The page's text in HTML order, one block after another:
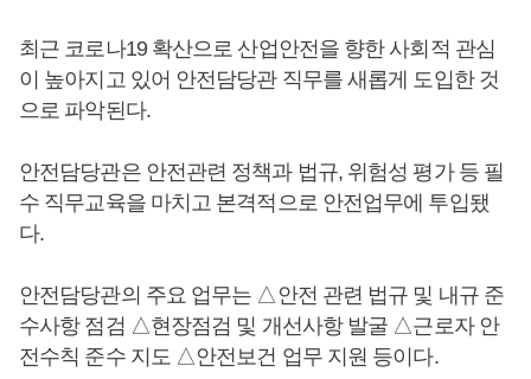
최근 코로나19 확산으로 산업안전을 향한 사회적 관심
이 높아지고 있어 안전담당관 직무를 새롭게 도입한 것
으로 파악된다.
안전담당관은 안전관련 정책과 법규, 위험성 평가 등 필
수 직무교육을 마치고 본격적으로 안전업무에 투입됐
다.
안전담당관의 주요 업무는 △안전 관련 법규 및 내규 준
수사항 점검 △현장점검 및 개선사항 발굴 △근로자 안
전수칙 준수 지도 △안전보건 업무 지원 등이다.